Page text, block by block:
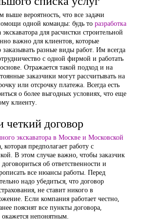
выше вероятность, что все задачи
одной команды: будь то разработка
для расчистки строительной
важно для клиентов, которые
разные виды работ. Им всегда
с одной фирмой и работать
Отражается такой подход и на
заказчики могут рассчитывать на
или отсрочку платежа. Всегда есть
о более выгодных условиях, что еще
клиенту.
договор
экскаватора в Москве и Московской
предполагает работу с
В этом случае важно, чтобы заказчик
об ответственности и
все нюансы работы. Перед
надо убедиться, что договор
не ставит никого в
Если компания работает честно,
пояснят все пункты договора,
окажется непонятным.